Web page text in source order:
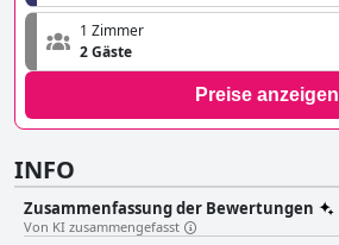
1 Zimmer
2 Gäste
Preise anzeigen
INFO
Zusammenfassung der Bewertungen
Von KI zusammengefasst